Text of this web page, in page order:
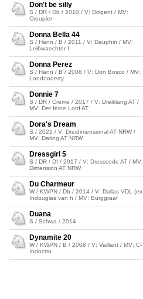
Don't be silly
S / DR / Db / 2010 / V: Dirigent / MV:
Croupier
Donna Bella 44
S / Hann / B / 2011 / V: Dauphin / MV:
Leibwaechter I
Donna Perez
S / Hann / B / 2008 / V: Don Bosco / MV:
Londonderry
Donnie 7
S / DR / Creme / 2017 / V: Dreiklang AT /
MV: Der feine Lord AT
Dora's Dream
S / 2021 / V: Dreidimensional AT NRW /
MV: Dating AT NRW
Dressgirl 5
S / DR / Df / 2017 / V: Dresscode AT / MV:
Dimension AT NRW
Du Charmeur
W / KWPN / Db / 2014 / V: Dallas VDL (ex
Indouglas van h / MV: Burggraaf
Duana
S / Schwa / 2014
Dynamite 20
W / KWPN / B / 2008 / V: Vaillant / MV: C-
Indoctro